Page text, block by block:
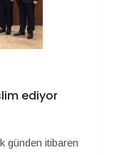
ediyor
günden itibaren